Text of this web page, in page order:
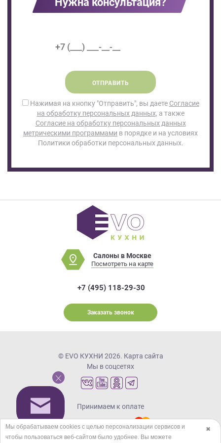
ОТПРАВИТЬ
Нажимая на кнопку "Отправить", вы даете Согласие
на обработку персональных данных, а также
Согласие на обработку персональных данных
метрическими программами в порядке и на условиях
Политики обработки персональных данных.
Салоны в Москве
Посмотреть на карте
+7 (495) 118-29-30
Заказать звонок
© EVO КУХНИ 2026. Карта сайта
Мы в соцсетях
Принимаем к оплате
✖
Мы обрабатываем cookies с целью персонализации сервисов и
чтобы пользоваться веб-сайтом было удобнее. Вы можете